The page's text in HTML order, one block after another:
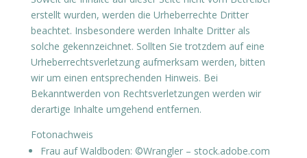
erstellt wurden, werden die Urheberrechte Dritter
beachtet. Insbesondere werden Inhalte Dritter als
solche gekennzeichnet. Sollten Sie trotzdem auf eine
Urheberrechtsverletzung aufmerksam werden, bitten
wir um einen entsprechenden Hinweis. Bei
Bekanntwerden von Rechtsverletzungen werden wir
derartige Inhalte umgehend entfernen.
Fotonachweis
Frau auf Waldboden: ©Wrangler – stock.adobe.com